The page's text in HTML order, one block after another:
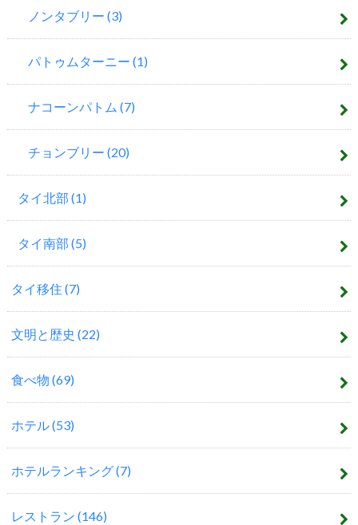
ノンタブリー (3)
パトゥムターニー (1)
ナコーンパトム (7)
チョンブリー (20)
タイ北部 (1)
タイ南部 (5)
タイ移住 (7)
文明と歴史 (22)
食べ物 (69)
ホテル(53)
ホテルランキング(7)
レストラン (146)